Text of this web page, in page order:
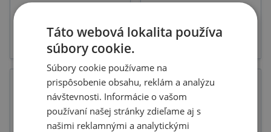
Letáky Potlač
Novinky Výpredaj
Táto webová lokalita používa
súbory cookie.
Súbory cookie používame na
prispôsobenie obsahu, reklám a analýzu
návštevnosti. Informácie o vašom
používaní našej stránky zdieľame aj s
našimi reklamnými a analytickými